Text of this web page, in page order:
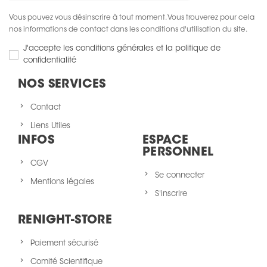
Vous pouvez vous désinscrire à tout moment. Vous trouverez pour cela
nos informations de contact dans les conditions d'utilisation du site.
J'accepte les conditions générales et la politique de
confidentialité
NOS SERVICES
Contact
Liens Utiles
INFOS
CGV
Mentions légales
ESPACE
PERSONNEL
Se connecter
S'inscrire
RENIGHT-STORE
Paiement sécurisé
Comité Scientifique